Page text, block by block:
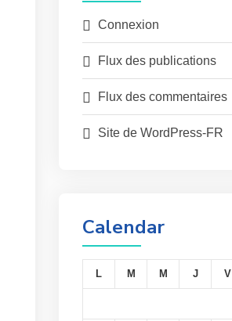
Connexion
Flux des publications
Flux des commentaires
Site de WordPress-FR
Calendar
L M M J V